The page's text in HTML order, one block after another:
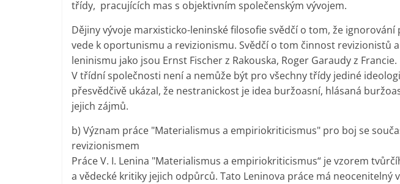
třídy, pracujících mas s objektivním společenským vývojem.
Dějiny vývoje marxisticko-leninské filosofie svědčí o tom, že
vede k oportunismu a revizionismu. Svědčí o tom činnost revizionistů
leninismu jako jsou Ernst Fischer z Rakouska, Roger Garaudy z Francie.
V třídní společnosti není a nemůže být pro všechny třídy jediné
přesvědčivě ukázal, že nestranickost je idea buržoasní, hlásaná
jejich zájmů.
b) Význam práce "Materialismus a empiriokriticismus" pro boj se
revizionismem
Práce V. I. Lenina "Materialismus a empiriokriticismus“ je vzorem
a vědecké kritiky jejich odpůrců. Tato Leninova práce má neocenitelný